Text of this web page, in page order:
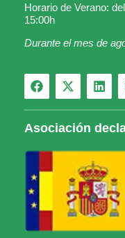
Horario de Verano:
15:00h
Durante el mes de
Asociación